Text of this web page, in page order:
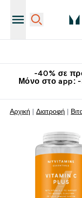
-40% σε
Μόνο στο app:
Αρχική Διατροφή